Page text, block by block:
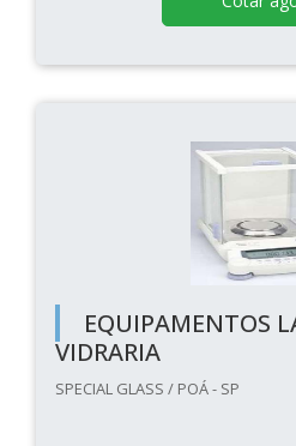
EQUIPAMENTOS
VIDRARIA
SPECIAL GLASS / POÁ - SP